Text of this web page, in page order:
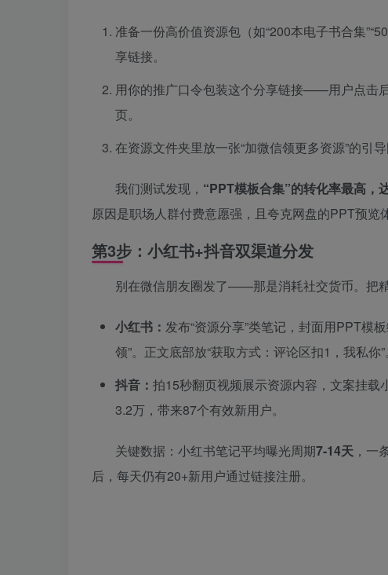
准备一份高价值资源包（如“200本电子书合集
享链接。
用你的推广口令包装这个分享链接——用户点击
页。
在资源文件夹里放一张“加微信领更多资源”的引
我们测试发现， “PPT模板合集”的转化率最高，
原因是职场人群付费意愿强，且夸克网盘的PPT预览
第3步：小红书+抖音双渠道分发
别在微信朋友圈发了——那是消耗社交货币。把
小红书： 发布“资源分享”类笔记，封面用PPT模
领”。正文底部放“获取方式：评论区扣1，我私你
抖音： 拍15秒翻页视频展示资源内容，文案挂
3.2万，带来87个有效新用户。
关键数据：小红书笔记平均曝光周期7-14天 ，一
后，每天仍有20+新用户通过链接注册。